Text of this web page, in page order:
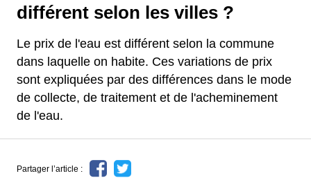
différent selon les villes ?
Le prix de l'eau est différent selon la commune
dans laquelle on habite. Ces variations de prix
sont expliquées par des différences dans le mode
de collecte, de traitement et de l'acheminement
de l'eau.
Partager l’article :